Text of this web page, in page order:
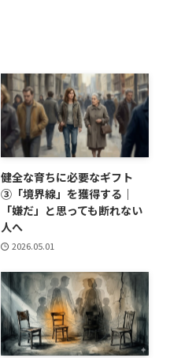
健全な育ちに必要なギフト
③「境界線」を獲得する｜
「嫌だ」と思っても断れない
人へ
2026.05.01